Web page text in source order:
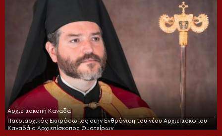
Αρχιεπισκοπή Καναδά
Πατριαρχικός Εκπρόσωπος στην Ενθρόνιση του νέου Αρχιεπισκόπου
Καναδά ο Αρχιεπίσκοπος Θυατείρων